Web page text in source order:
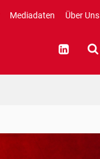
Mediadaten Über Uns